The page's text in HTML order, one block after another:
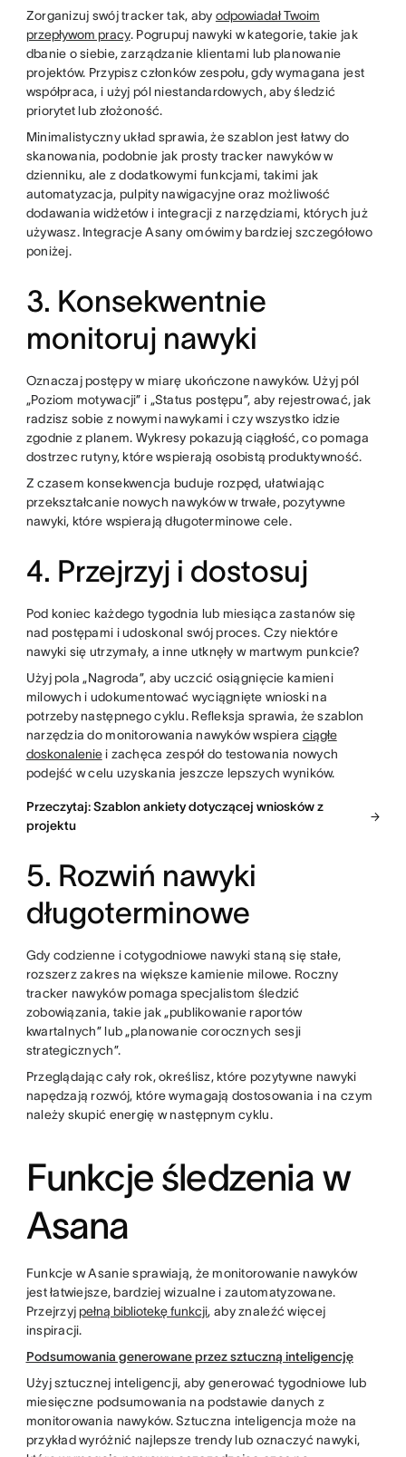
Zorganizuj swój tracker tak, aby odpowiadał Twoim
przepływom pracy. Pogrupuj nawyki w kategorie, takie jak
dbanie o siebie, zarządzanie klientami lub planowanie
projektów. Przypisz członków zespołu, gdy wymagana jest
współpraca, i użyj pól niestandardowych, aby śledzić
priorytet lub złożoność.
Minimalistyczny układ sprawia, że szablon jest łatwy do
skanowania, podobnie jak prosty tracker nawyków w
dzienniku, ale z dodatkowymi funkcjami, takimi jak
automatyzacja, pulpity nawigacyjne oraz możliwość
dodawania widżetów i integracji z narzędziami, których już
używasz. Integracje Asany omówimy bardziej szczegółowo
poniżej.
3. Konsekwentnie
monitoruj nawyki
Oznaczaj postępy w miarę ukończone nawyków. Użyj pól
„Poziom motywacji” i „Status postępu”, aby rejestrować, jak
radzisz sobie z nowymi nawykami i czy wszystko idzie
zgodnie z planem. Wykresy pokazują ciągłość, co pomaga
dostrzec rutyny, które wspierają osobistą produktywność.
Z czasem konsekwencja buduje rozpęd, ułatwiając
przekształcanie nowych nawyków w trwałe, pozytywne
nawyki, które wspierają długoterminowe cele.
4. Przejrzyj i dostosuj
Pod koniec każdego tygodnia lub miesiąca zastanów się
nad postępami i udoskonal swój proces. Czy niektóre
nawyki się utrzymały, a inne utknęły w martwym punkcie?
Użyj pola „Nagroda”, aby uczcić osiągnięcie kamieni
milowych i udokumentować wyciągnięte wnioski na
potrzeby następnego cyklu. Refleksja sprawia, że szablon
narzędzia do monitorowania nawyków wspiera ciągłe
doskonaleniei zachęca zespół do testowania nowych
podejść w celu uzyskania jeszcze lepszych wyników.
Przeczytaj: Szablon ankiety dotyczącej wniosków z
projektu
5. Rozwiń nawyki
długoterminowe
Gdy codzienne i cotygodniowe nawyki staną się stałe,
rozszerz zakres na większe kamienie milowe. Roczny
tracker nawyków pomaga specjalistom śledzić
zobowiązania, takie jak „publikowanie raportów
kwartalnych” lub „planowanie corocznych sesji
strategicznych”.
Przeglądając cały rok, określisz, które pozytywne nawyki
napędzają rozwój, które wymagają dostosowania i na czym
należy skupić energię w następnym cyklu.
Funkcje śledzenia w
Asana
Funkcje w Asanie sprawiają, że monitorowanie nawyków
jest łatwiejsze, bardziej wizualne i zautomatyzowane.
Przejrzyj pełną bibliotekę funkcji, aby znaleźć więcej
inspiracji.
Podsumowania generowane przez sztuczną inteligencję
Użyj sztucznej inteligencji, aby generować tygodniowe lub
miesięczne podsumowania na podstawie danych z
monitorowania nawyków. Sztuczna inteligencja może na
przykład wyróżnić najlepsze trendy lub oznaczyć nawyki,